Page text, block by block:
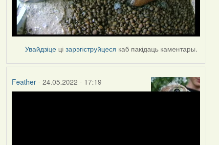
Увайдзіце цізарэгіструйцеся каб пакідаць каментары.
Feather- 24.05.2022 - 17:19